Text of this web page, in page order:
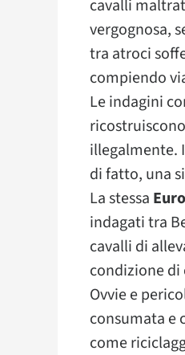
cavalli
vergognosa,
tra atroci
compiendo
Le indagini
illegalmente.
di fatto, una
La stessa
indagati tra
cavalli di
condizione di
Ovvie e
consumata e
come